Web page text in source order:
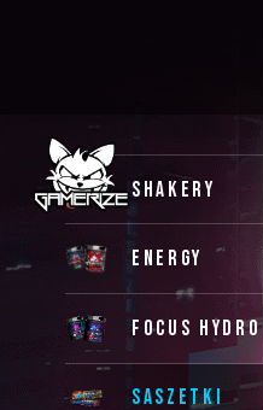
SHAKERY
ENERGY
FOCUS HYDRO
SASZETKI